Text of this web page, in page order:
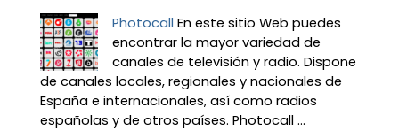
Photocall En este sitio Web puedes
encontrar la mayor variedad de
canales de televisión y radio. Dispone
de canales locales, regionales y nacionales de
España e internacionales, así como radios
españolas y de otros países. Photocall ...